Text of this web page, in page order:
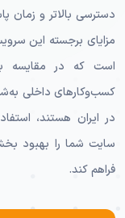
دسترسی بالاتر و زمان
مزایای برجسته این
است که در مقایسه
کسب‌وکارهای داخلی
در ایران هستند،
سایت شما را بهبود
فراهم کند.